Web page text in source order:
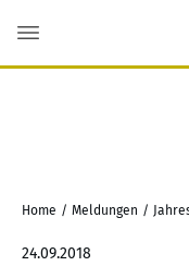
Home / Meldungen /
24.09.2018